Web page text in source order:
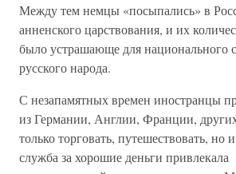
Между тем немцы «посыпались» в
анненского царствования, и их
было устрашающе для национального
русского народа.
С незапамятных времен иностранцы
из Германии, Англии, Франции,
только торговать, путешествовать,
служба за хорошие деньги привлекала